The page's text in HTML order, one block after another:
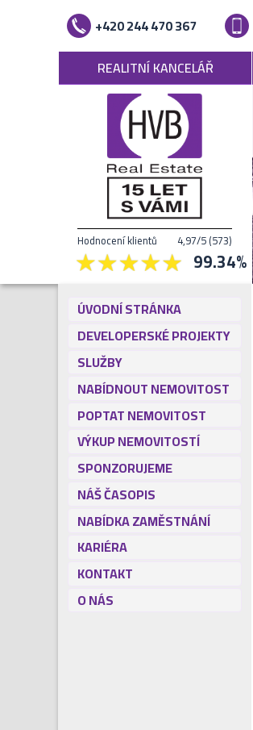
+420 244 470 367
REALITNÍ KANCELÁŘ
Hodnocení klientů 4,97/5(573)
99.34%
ÚVODNÍ STRÁNKA
DEVELOPERSKÉ PROJEKTY
SLUŽBY
NABÍDNOUT NEMOVITOST
POPTAT NEMOVITOST
VÝKUP NEMOVITOSTÍ
SPONZORUJEME
NÁŠ ČASOPIS
NABÍDKA ZAMĚSTNÁNÍ
KARIÉRA
KONTAKT
O NÁS